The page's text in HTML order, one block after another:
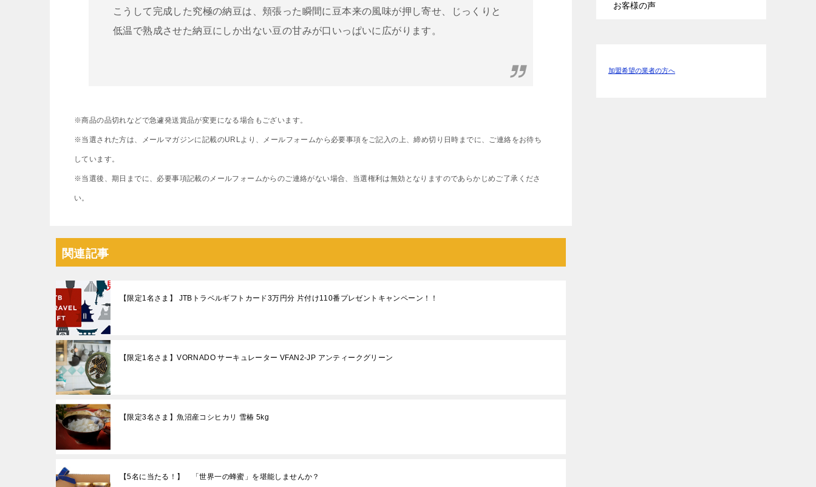
こうして完成した究極の納豆は、頬張った瞬間に豆本来の風味が押し寄せ、じっくりと
低温で熟成させた納豆にしか出ない豆の甘みが口いっぱいに広がります。
※商品の品切れなどで急遽発送賞品が変更になる場合もございます。
※当選された方は、メールマガジンに記載のURLより、メールフォームから必要事項をご記入の上、締め切り日時までに、ご連絡をお待ち
しています。
※当選後、期日までに、必要事項記載のメールフォームからのご連絡がない場合、当選権利は無効となりますのであらかじめご了承くださ
い。
関連記事
【限定1名さま】 JTBトラベルギフトカード3万円分 片付け110番プレゼントキャンペーン！！
【限定1名さま】VORNADO サーキュレーター VFAN2-JP アンティークグリーン
【限定3名さま】魚沼産コシヒカリ 雪椿 5kg
【5名に当たる！】 「世界一の蜂蜜」を堪能しませんか？
お客様の声
加盟希望の業者の方へ